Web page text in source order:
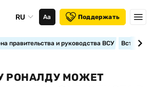
RU Аа Поддержать
правительства и руководства ВСУ
РОНАЛДУ МОЖЕТ